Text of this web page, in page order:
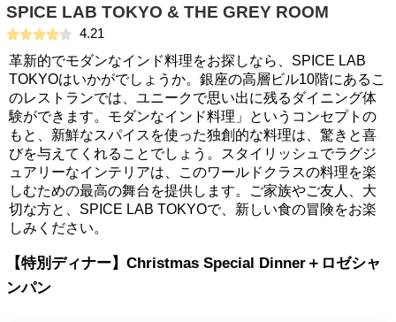
SPICE LAB TOKYO & THE GREY ROOM
4.21
革新的でモダンなインド料理をお探しなら、SPICE LAB
TOKYOはいかがでしょうか。銀座の高層ビル10階にあるこ
のレストランでは、ユニークで思い出に残るダイニング体
験ができます。モダンなインド料理」というコンセプトの
もと、新鮮なスパイスを使った独創的な料理は、驚きと喜
びを与えてくれることでしょう。スタイリッシュでラグジ
ュアリーなインテリアは、このワールドクラスの料理を楽
しむための最高の舞台を提供します。ご家族やご友人、大
切な方と、SPICE LAB TOKYOで、新しい食の冒険をお楽
しみください。
【特別ディナー】Christmas Special Dinner＋ロゼシャ
ンパン